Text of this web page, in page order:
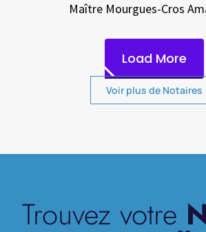
Maître Mourgues-Cros
Load More
Voir plus de Notaires
Trouvez votre